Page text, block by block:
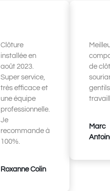
Clôture
installée en
août 2023.
Super service,
très efficace et
une équipe
professionnelle.
Je
recommande à
100%.
Roxanne Colin
de
Marc